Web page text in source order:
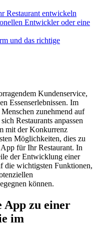
Restaurant entwickeln
Entwickler oder eine
und das richtige
Kundenservice,
Essenserlebnissen. Im
zunehmend auf
Restaurants anpassen
mit der Konkurrenz
Möglichkeiten, dies zu
für Ihr Restaurant. In
der Entwicklung einer
die wichtigsten Funktionen,
können.
zu einer
im